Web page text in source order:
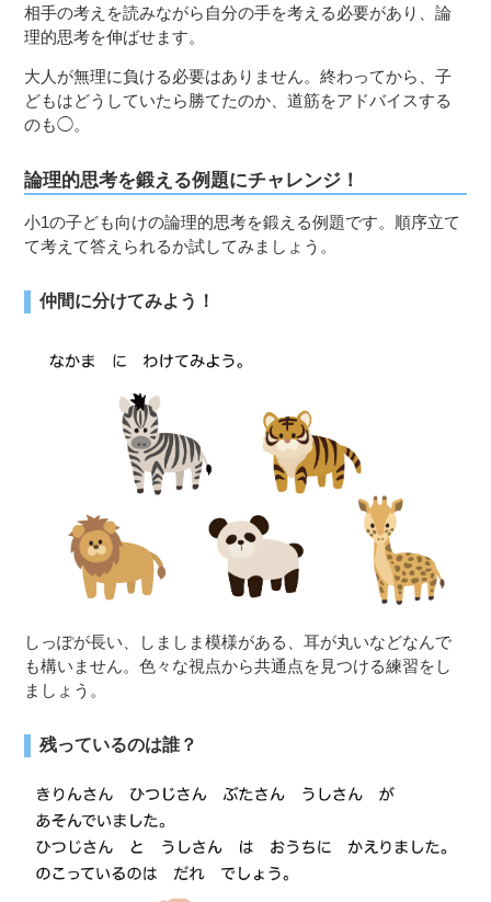
相手の考えを読みながら自分の手を考える必要があり、論
理的思考を伸ばせます。
大人が無理に負ける必要はありません。終わってから、子
どもはどうしていたら勝てたのか、道筋をアドバイスする
のも◯。
論理的思考を鍛える例題にチャレンジ！
小1の子ども向けの論理的思考を鍛える例題です。順序立て
て考えて答えられるか試してみましょう。
仲間に分けてみよう！
しっぽが長い、しましま模様がある、耳が丸いなどなんで
も構いません。色々な視点から共通点を見つける練習をし
ましょう。
残っているのは誰？